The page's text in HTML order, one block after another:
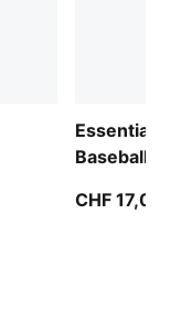
Essentials
Baseball
CHF 17,00